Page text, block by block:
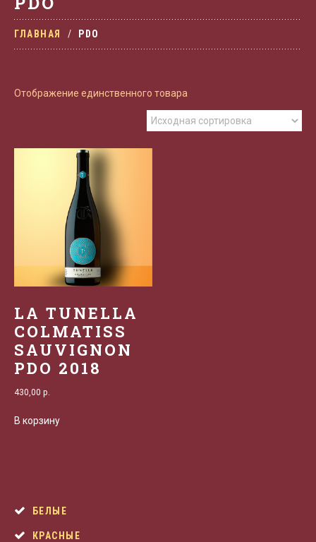
ГЛАВНАЯ PDO
Отображение единственного товара
LA TUNELLA
COLMATISS
SAUVIGNON
PDO 2018
430,00 р.
В корзину
БЕЛЫЕ
КРАСНЫЕ